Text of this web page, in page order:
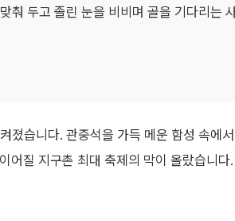
춰 두고 졸린 눈을 비비며 골을 기다리는
졌습니다. 관중석을 가득 메운 함성 속에
어질 지구촌 최대 축제의 막이 올랐습니다